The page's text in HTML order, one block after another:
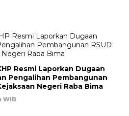
Resmi Laporkan Dugaan
Pengalihan Pembangunan
Negeri Raba Bima
WIB